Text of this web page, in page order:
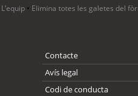
L’equip • Elimina totes les galetes del
Contacte
Avís legal
Codi de conducta